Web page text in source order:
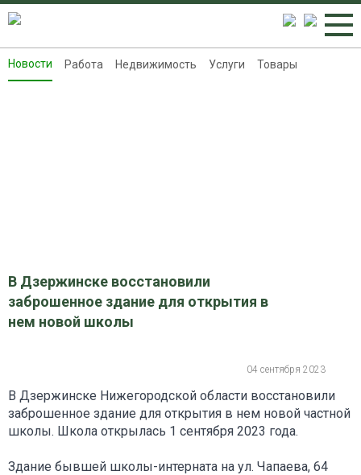
Новости
Новости Работа Недвижимость Услуги Товары
В Дзержинске восстановили
заброшенное здание для открытия в
нем новой школы
04 сентября 2023
В Дзержинске Нижегородской области восстановили
заброшенное здание для открытия в нем новой частной
школы. Школа открылась 1 сентября 2023 года.
Здание бывшей школы-интерната на ул. Чапаева, 64